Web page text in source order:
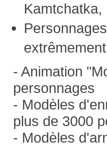
- Animation
personnages
- Modèles
plus de 3000
- Modèles